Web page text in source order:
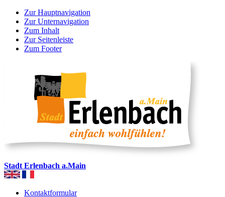
Zur Hauptnavigation
Zur Unternavigation
Zum Inhalt
Zur Seitenleiste
Zum Footer
Stadt Erlenbach a.Main
Kontaktformular